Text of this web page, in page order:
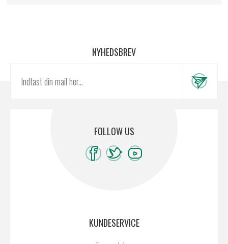
NYHEDSBREV
FOLLOW US
KUNDESERVICE